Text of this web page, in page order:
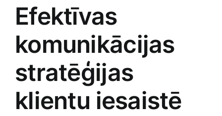
Efektīvas
komunikācijas
stratēģijas
klientu ⁤iesaistē